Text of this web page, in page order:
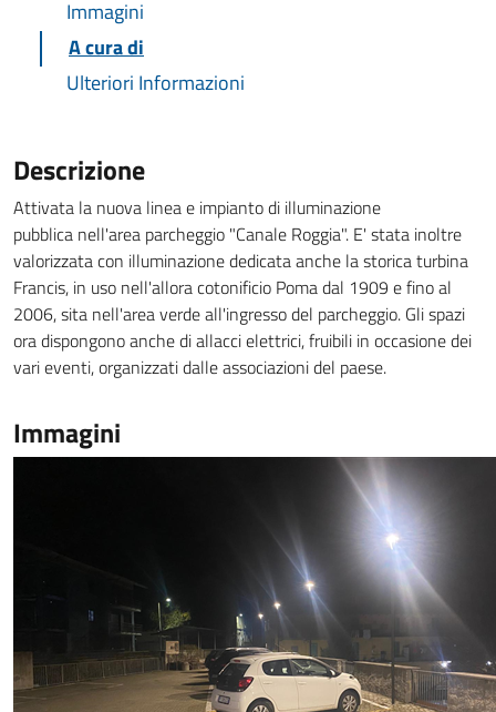
Immagini
A cura di
Ulteriori Informazioni
Descrizione
Attivata la nuova linea e impianto di illuminazione
pubblica nell'area parcheggio "Canale Roggia". E' stata inoltre
valorizzata con illuminazione dedicata anche la storica turbina
Francis, in uso nell'allora cotonificio Poma dal 1909 e fino al
2006, sita nell'area verde all'ingresso del parcheggio. Gli spazi
ora dispongono anche di allacci elettrici, fruibili in occasione dei
vari eventi, organizzati dalle associazioni del paese.
Immagini